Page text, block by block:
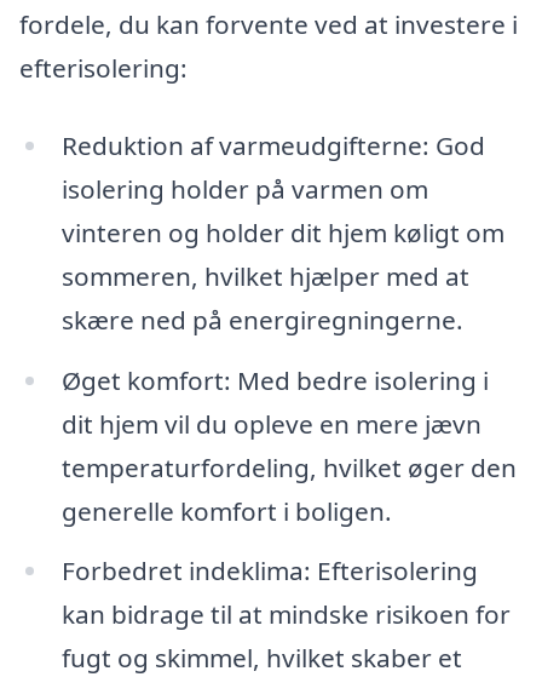
fordele, du kan forvente ved at investere i
efterisolering:
Reduktion af varmeudgifterne: God
isolering holder på varmen om
vinteren og holder dit hjem køligt om
sommeren, hvilket hjælper med at
skære ned på energiregningerne.
Øget komfort: Med bedre isolering i
dit hjem vil du opleve en mere jævn
temperaturfordeling, hvilket øger den
generelle komfort i boligen.
Forbedret indeklima: Efterisolering
kan bidrage til at mindske risikoen for
fugt og skimmel, hvilket skaber et